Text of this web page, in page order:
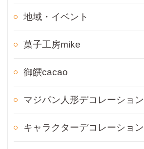
地域・イベント
菓子工房mike
御饌cacao
マジパン人形デコレーション
キャラクターデコレーション